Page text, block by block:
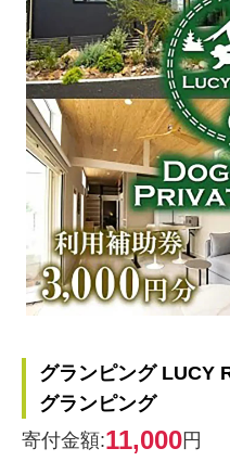
グランピング LUCY
グランピング
寄付金額:11,000円